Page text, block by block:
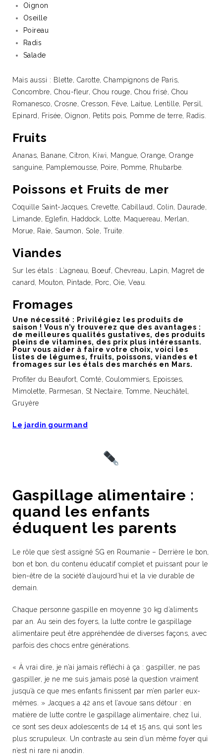
Oignon
Oseille
Poireau
Radis
Salade
Mais aussi : Blette, Carotte, Champignons de Paris,
Concombre, Chou-fleur, Chou rouge, Chou frisé, Chou
Romanesco, Crosne, Cresson, Fève, Laitue, Lentille, Persil,
Epinard, Frisée, Oignon, Petits pois, Pomme de terre, Radis.
Fruits
Ananas, Banane, Citron, Kiwi, Mangue, Orange, Orange
sanguine, Pamplemousse, Poire, Pomme, Rhubarbe.
Poissons et Fruits de mer
Coquille Saint-Jacques, Crevette, Cabillaud, Colin, Daurade,
Limande, Eglefin, Haddock, Lotte, Maquereau, Merlan,
Morue, Raie, Saumon, Sole, Truite.
Viandes
Sur les étals : L’agneau, Boeuf, Chevreau, Lapin, Magret de
canard, Mouton, Pintade, Porc, Oie, Veau.
Fromages
Une nécessité : Privilégiez les produits de
saison ! Vous n’y trouverez que des avantages :
de meilleures qualités gustatives, des produits
pleins de vitamines, des prix plus intéressants.
Pour vous aider à faire votre choix, voici les
listes de légumes, fruits, poissons, viandes et
fromages sur les étals des marchés en Mars.
Profiter du Beaufort, Comté, Coulommiers, Epoisses,
Mimolette, Parmesan, St Nectaire, Tomme, Neuchâtel,
Gruyère
Le jardin gourmand
Gaspillage alimentaire :
quand les enfants
éduquent les parents
Le rôle que s’est assigné SG en Roumanie – Derrière le bon,
bon et bon, du contenu éducatif complet et puissant pour le
bien-être de la société d’aujourd’hui et la vie durable de
demain.
Chaque personne gaspille en moyenne 30 kg d’aliments
par an. Au sein des foyers, la lutte contre le gaspillage
alimentaire peut être appréhendée de diverses façons, avec
parfois des chocs entre générations.
« À vrai dire, je n’ai jamais réfléchi à ça : gaspiller, ne pas
gaspiller, je ne me suis jamais posé la question vraiment
jusqu’à ce que mes enfants finissent par m’en parler eux-
mêmes. » Jacques a 42 ans et l’avoue sans détour : en
matière de lutte contre le gaspillage alimentaire, chez lui,
ce sont ses deux adolescents de 14 et 15 ans, qui sont les
plus scrupuleux. Un contraste au sein d’un même foyer qui
n’est ni rare ni anodin.